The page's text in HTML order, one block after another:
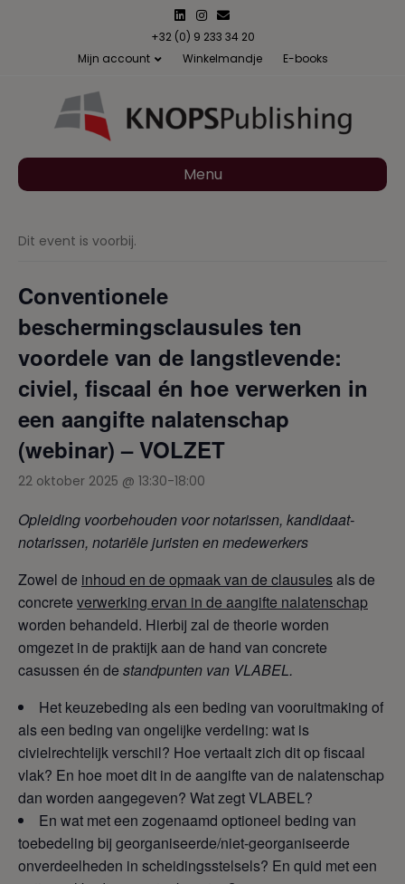
n
n
s
a
m
m
a
l
+32 (0) 9 233 34 20
Mijn account
Winkelmandje E-books
Menu
Dit event is voorbij.
Conventionele
beschermingsclausules ten
voordele van de langstlevende:
civiel, fiscaal én hoe verwerken in
een aangifte nalatenschap
(webinar) – VOLZET
22 oktober 2025 @ 13:30-18:00
Opleiding voorbehouden voor notarissen, kandidaat-
notarissen, notariële juristen en medewerkers
Zowel de inhoud en de opmaak van de clausulesals de
concrete verwerking ervan in de aangifte nalatenschap
worden behandeld. Hierbij zal de theorie worden
omgezet in de praktijk aan de hand van concrete
casussen én de standpunten van VLABEL.
Het keuzebeding als een beding van vooruitmaking of
als een beding van ongelijke verdeling: wat is
civielrechtelijk verschil? Hoe vertaalt zich dit op fiscaal
vlak? En hoe moet dit in de aangifte van de nalatenschap
dan worden aangegeven? Wat zegt VLABEL?
En wat met een zogenaamd optioneel beding van
toebedeling bij georganiseerde/niet-georganiseerde
onverdeelheden in scheidingsstelsels? En quid met een